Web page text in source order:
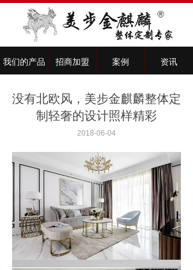
我们的产品 招商加盟 案例 资讯
没有北欧风，美步金麒麟整体定
制轻奢的设计照样精彩
2018-06-04